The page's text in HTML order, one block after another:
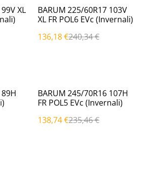
XL
%
BARUM 225/60R17 103V
XL FR POL6 EVc (Invernali)
136,18 €240,34 €
%
BARUM 245/70R16 107H
FR POL5 EVc (Invernali)
138,74 €235,46 €